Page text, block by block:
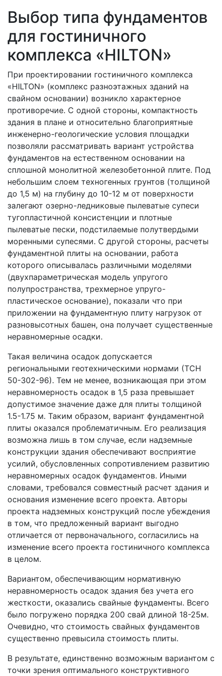
Выбор типа фундаментов
для гостиничного
комплекса «HILTON»
При проектировании гостиничного комплекса
«HILTON» (комплекс разноэтажных зданий на
свайном основании) возникло характерное
противоречие. С одной стороны, компактность
здания в плане и относительно благоприятные
инженерно-геологические условия площадки
позволяли рассматривать вариант устройства
фундаментов на естественном основании на
сплошной монолитной железобетонной плите. Под
небольшим слоем техногенных грунтов (толщиной
до 1,5 м) на глубину до 10-12 м от поверхности
залегают озерно-ледниковые пылеватые супеси
тугопластичной консистенции и плотные
пылеватые пески, подстилаемые полутвердыми
моренными супесями. С другой стороны, расчеты
фундаментной плиты на основании, работа
которого описывалась различными моделями
(двухпараметрическая модель упругого
полупространства, трехмерное упруго-
пластическое основание), показали что при
приложении на фундаментную плиту нагрузок от
разновысотных башен, она получает существенные
неравномерные осадки.
Такая величина осадок допускается
региональными геотехническими нормами (ТСН
50-302-96). Тем не менее, возникающая при этом
неравномерность осадок в 1,5 раза превышает
допустимое значение даже для плиты толщиной
1.5-1.75 м. Таким образом, вариант фундаментной
плиты оказался проблематичным. Его реализация
возможна лишь в том случае, если надземные
конструкции здания обеспечивают восприятие
усилий, обусловленных сопротивлением развитию
неравномерных осадок фундаментов. Иными
словами, требовался совместный расчет здания и
основания изменение всего проекта. Авторы
проекта надземных конструкций после убеждения
в том, что предложенный вариант выгодно
отличается от первоначального, согласились на
изменение всего проекта гостиничного комплекса
в целом.
Вариантом, обеспечивающим нормативную
неравномерность осадок здания без учета его
жесткости, оказались свайные фундаменты. Всего
было погружено порядка 200 свай длиной 18-25м.
Очевидно, что стоимость свайных фундаментов
существенно превысила стоимость плиты.
В результате, единственно возможным вариантом с
точки зрения оптимального конструктивного